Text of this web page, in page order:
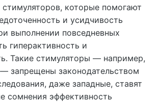
стимуляторов, которые помогают
и усидчивость
выполнении повседневных
гиперактивность и
Такие стимуляторы — например,
запрещены законодательством
даже западные, ставят
сомнения эффективность